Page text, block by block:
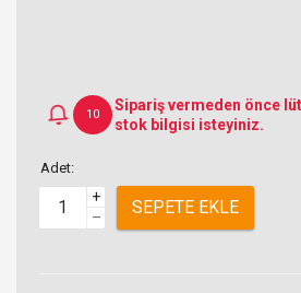
10
Sipariş vermeden önce
stok bilgisi isteyiniz.
Adet:
+
–
SEPETE EKLE